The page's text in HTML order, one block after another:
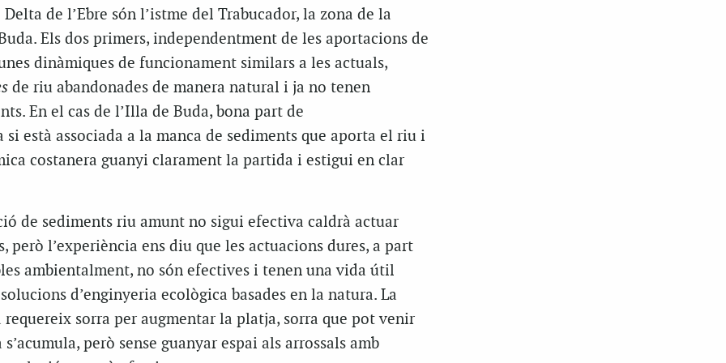
de l’Ebre són l’istme del Trabucador, la zona de la
Els dos primers, independentment de les aportacions de
dinàmiques de funcionament similars a les actuals,
de riu abandonades de manera natural i ja no tenen
En el cas de l’Illa de Buda, bona part de
està associada a la manca de sediments que aporta el riu i
costanera guanyi clarament la partida i estigui en clar
de sediments riu amunt no sigui efectiva caldrà actuar
però l’experiència ens diu que les actuacions dures, a part
ambientalment, no són efectives i tenen una vida útil
d’enginyeria ecològica basades en la natura. La
requereix sorra per augmentar la platja, sorra que pot venir
però sense guanyar espai als arrossals amb